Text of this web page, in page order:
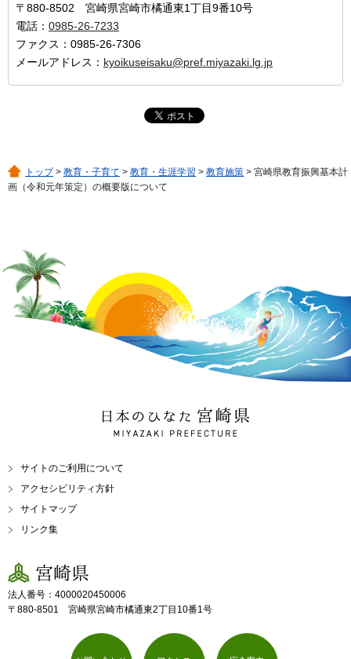
〒880-8502 宮崎県宮崎市橘通東1丁目9番10号
電話： 0985-26-7233
ファクス：0985-26-7306
メールアドレス： kyoikuseisaku@pref.miyazaki.lg.jp
トップ> 教育・子育て > 教育・生涯学習 > 教育施策 > 宮崎県教育振興基本計
画（令和元年策定）の概要版について
日本のひなた 宮崎県
MIYAZAKI PREFECTURE
サイトのご利用について
アクセシビリティ方針
サイトマップ
リンク集
宮崎県
法人番号：4000020450006
〒880-8501 宮崎県宮崎市橘通東2丁目10番1号